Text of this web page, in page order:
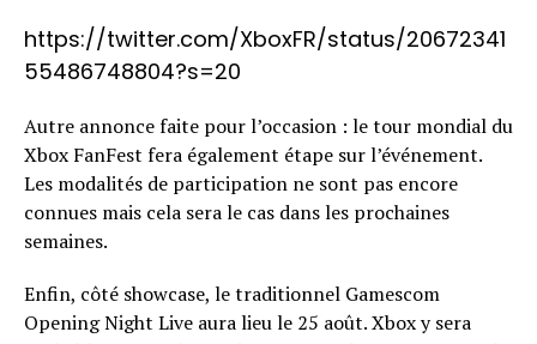
https://twitter.com/XboxFR/status/20672341
55486748804?s=20
Autre annonce faite pour l’occasion : le tour mondial du
Xbox FanFest fera également étape sur l’événement.
Les modalités de participation ne sont pas encore
connues mais cela sera le cas dans les prochaines
semaines.
Enfin, côté showcase, le traditionnel Gamescom
Opening Night Live aura lieu le 25 août. Xbox y sera